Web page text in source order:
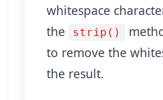
whitespace
the
strip()
to remove the
the result.